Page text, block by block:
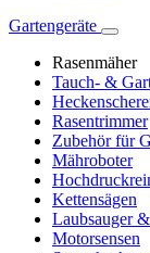
Gartengeräte
Rasenmäher
Tauch- &
Rasentrimmer
Zubehör für
Mähroboter
Kettensägen
Laubsauger
Motorsensen